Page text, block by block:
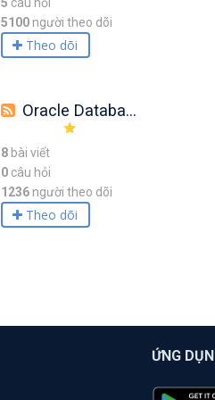
5100 người theo dõi
Theo dõi
Oracle Database
8bài viết
0câu hỏi
1236 người theo dõi
Theo dõi
ỨNG